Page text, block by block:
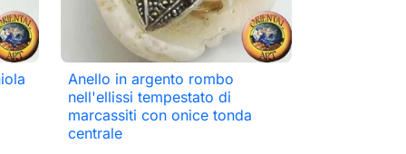
 Anteprima
Anello in argento rombo
nell'ellissi tempestato di
marcassiti con onice tonda
centrale